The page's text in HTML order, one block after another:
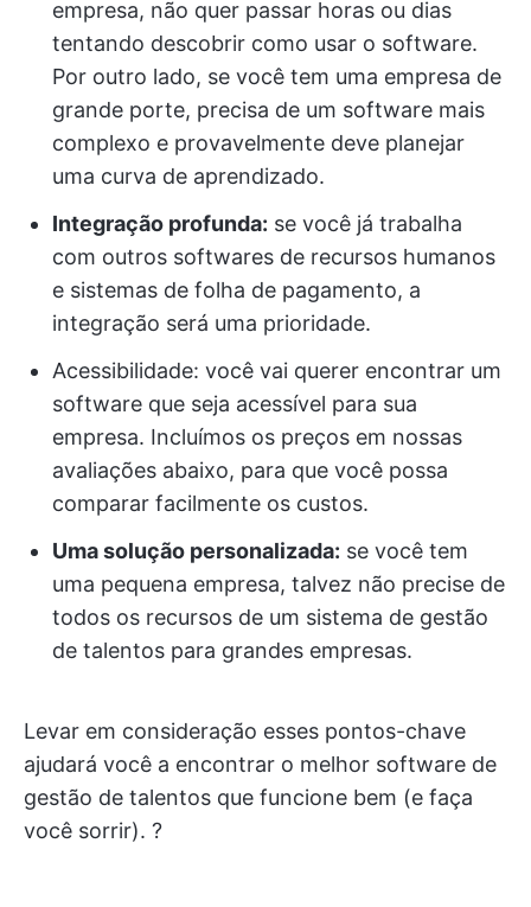
empresa, não quer passar horas ou dias
tentando descobrir como usar o software.
Por outro lado, se você tem uma empresa de
grande porte, precisa de um software mais
complexo e provavelmente deve planejar
uma curva de aprendizado.
Integração profunda: se você já trabalha
com outros softwares de recursos humanos
e sistemas de folha de pagamento, a
integração será uma prioridade.
Acessibilidade: você vai querer encontrar um
software que seja acessível para sua
empresa. Incluímos os preços em nossas
avaliações abaixo, para que você possa
comparar facilmente os custos.
Uma solução personalizada: se você tem
uma pequena empresa, talvez não precise de
todos os recursos de um sistema de gestão
de talentos para grandes empresas.
Levar em consideração esses pontos-chave
ajudará você a encontrar o melhor software de
gestão de talentos que funcione bem (e faça
você sorrir). ?